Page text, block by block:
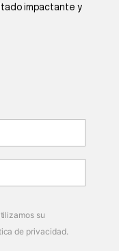
impactante y
su
de privacidad.